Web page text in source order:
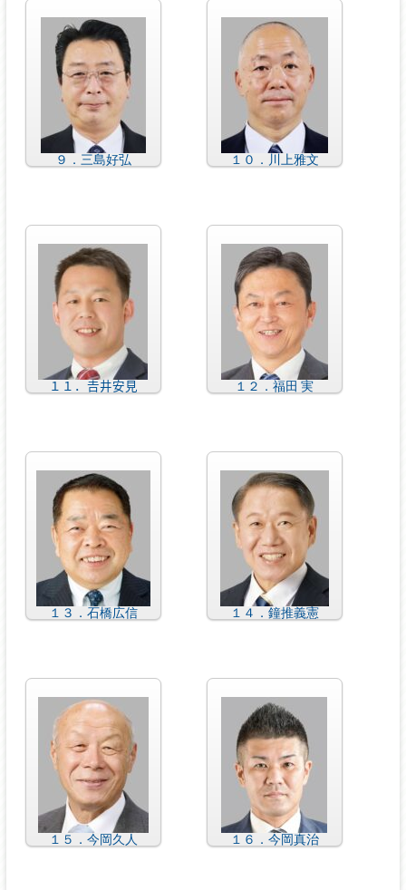
９．三島好弘 １０．川上雅文
１１．𠮷井安見 １２．福田 実
１３．石橋広信 １４．鐘推義憲
１５．今岡久人 １６．今岡真治